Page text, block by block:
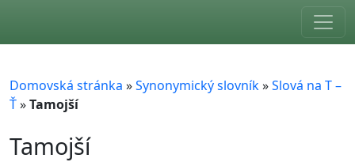
Domovská stránka »Synonymický slovník»Slová na T –
Ť»Tamojší
Tamojší